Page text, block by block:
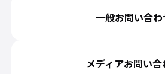
一般お問い合わ
メディアお問い合